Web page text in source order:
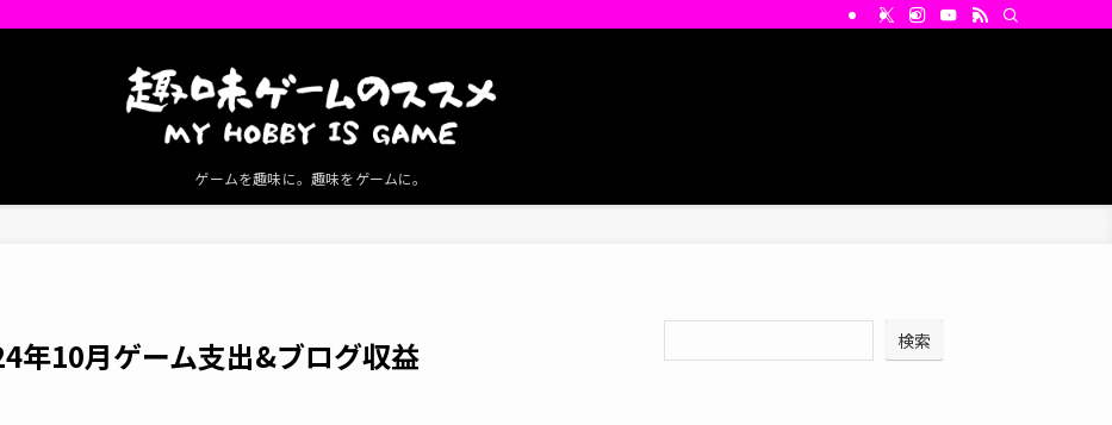
ゲームを趣味に。趣味をゲームに。
年10月ゲーム支出&ブログ収益 検索